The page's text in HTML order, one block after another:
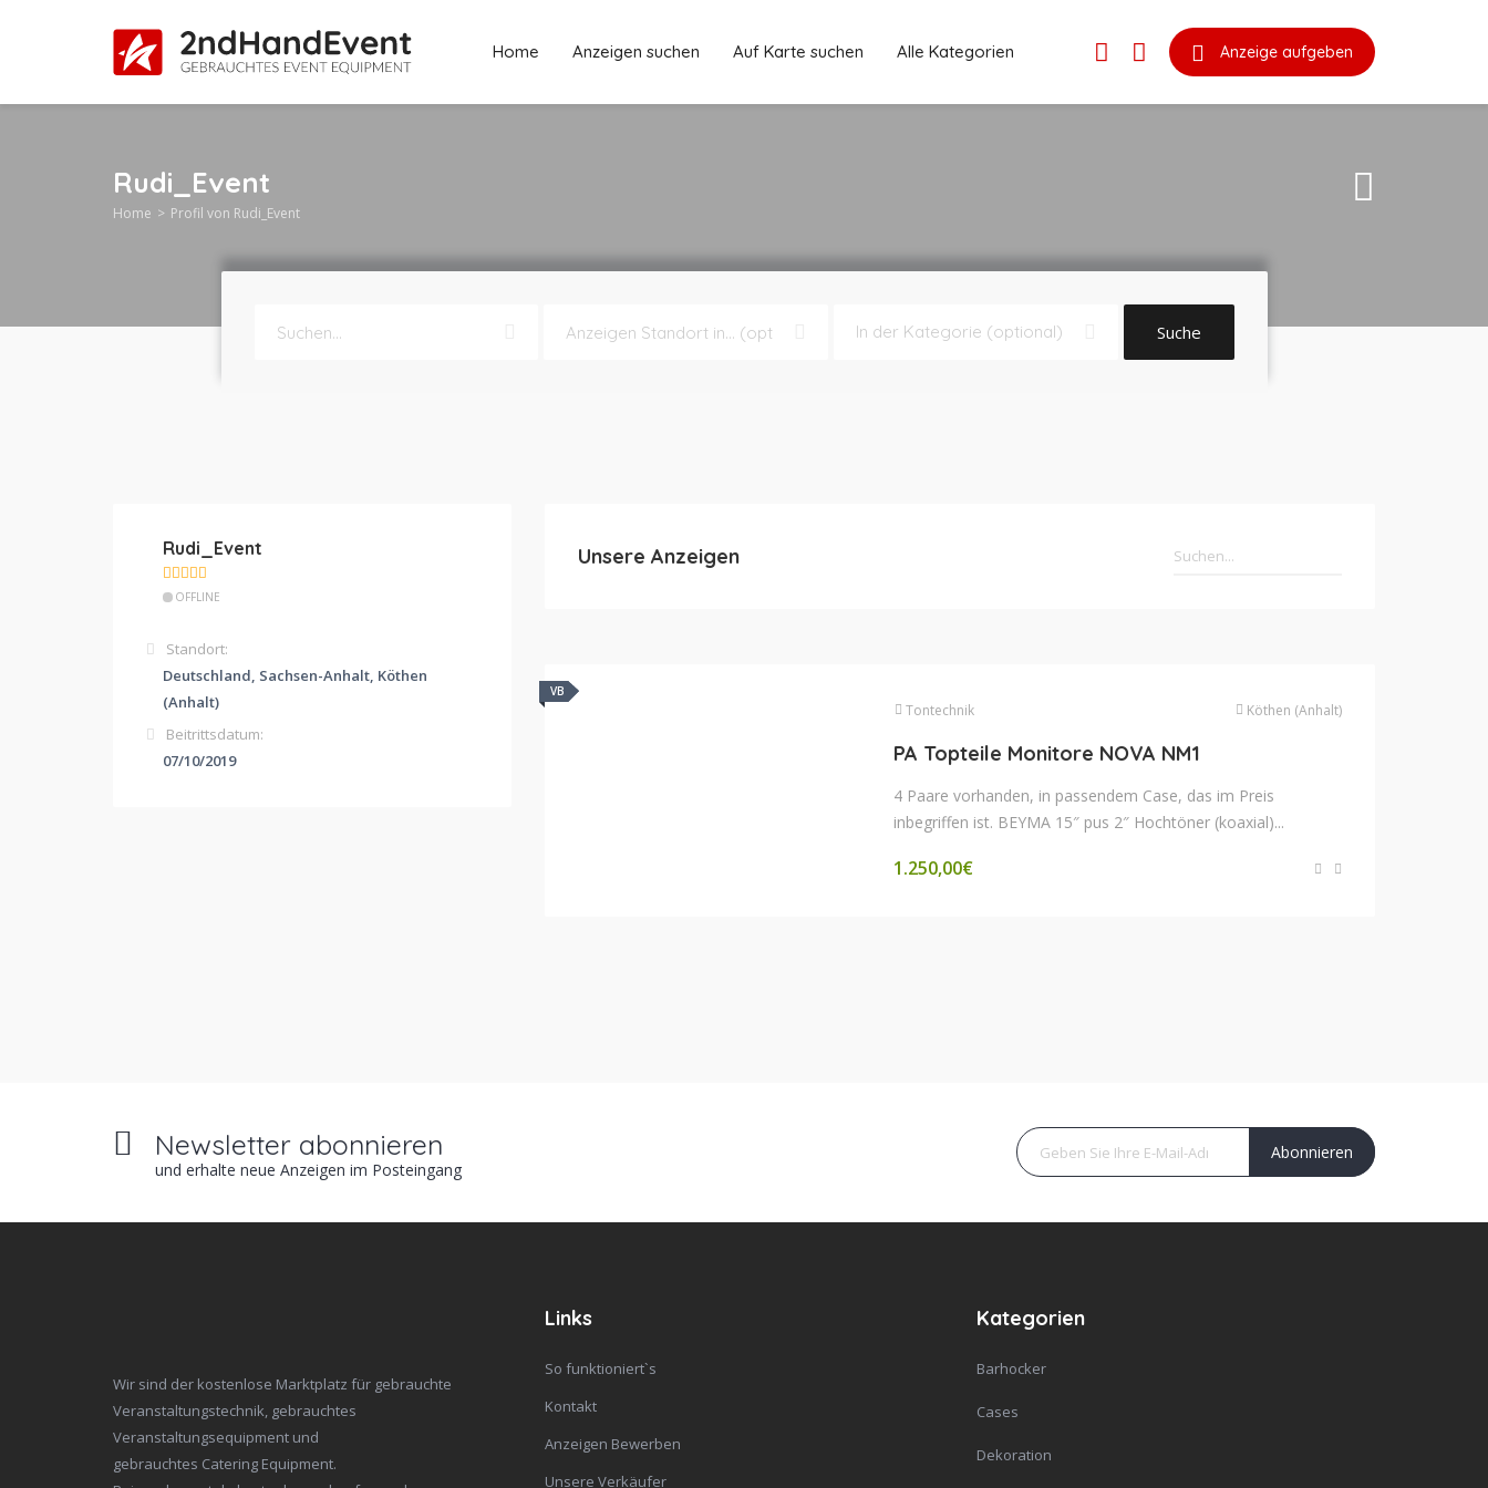
Home Anzeigen suchen Auf Karte suchen Alle Kategorien Anzeige aufgeben
Rudi_Event
Home Profil von Rudi_Event
Suche
Rudi_Event
OFFLINE
Standort:
Deutschland, Sachsen-Anhalt, Köthen
(Anhalt)
Beitrittsdatum:
07/10/2019
Unsere Anzeigen
VB
VB
Tontechnik Köthen (Anhalt)
PA Topteile Monitore NOVA NM1
4 Paare vorhanden, in passendem Case, das im Preis
inbegriffen ist. BEYMA 15″ pus 2″ Hochtöner (koaxial)...
1.250,00€
Newsletter abonnieren
und erhalte neue Anzeigen im Posteingang
Abonnieren
Wir sind der kostenlose Marktplatz für gebrauchte
Veranstaltungstechnik, gebrauchtes
Veranstaltungsequipment und
gebrauchtes Catering Equipment.
Links
So funktioniert`s
Kontakt
Anzeigen Bewerben
Unsere Verkäufer
Kategorien
Barhocker
Cases
Dekoration